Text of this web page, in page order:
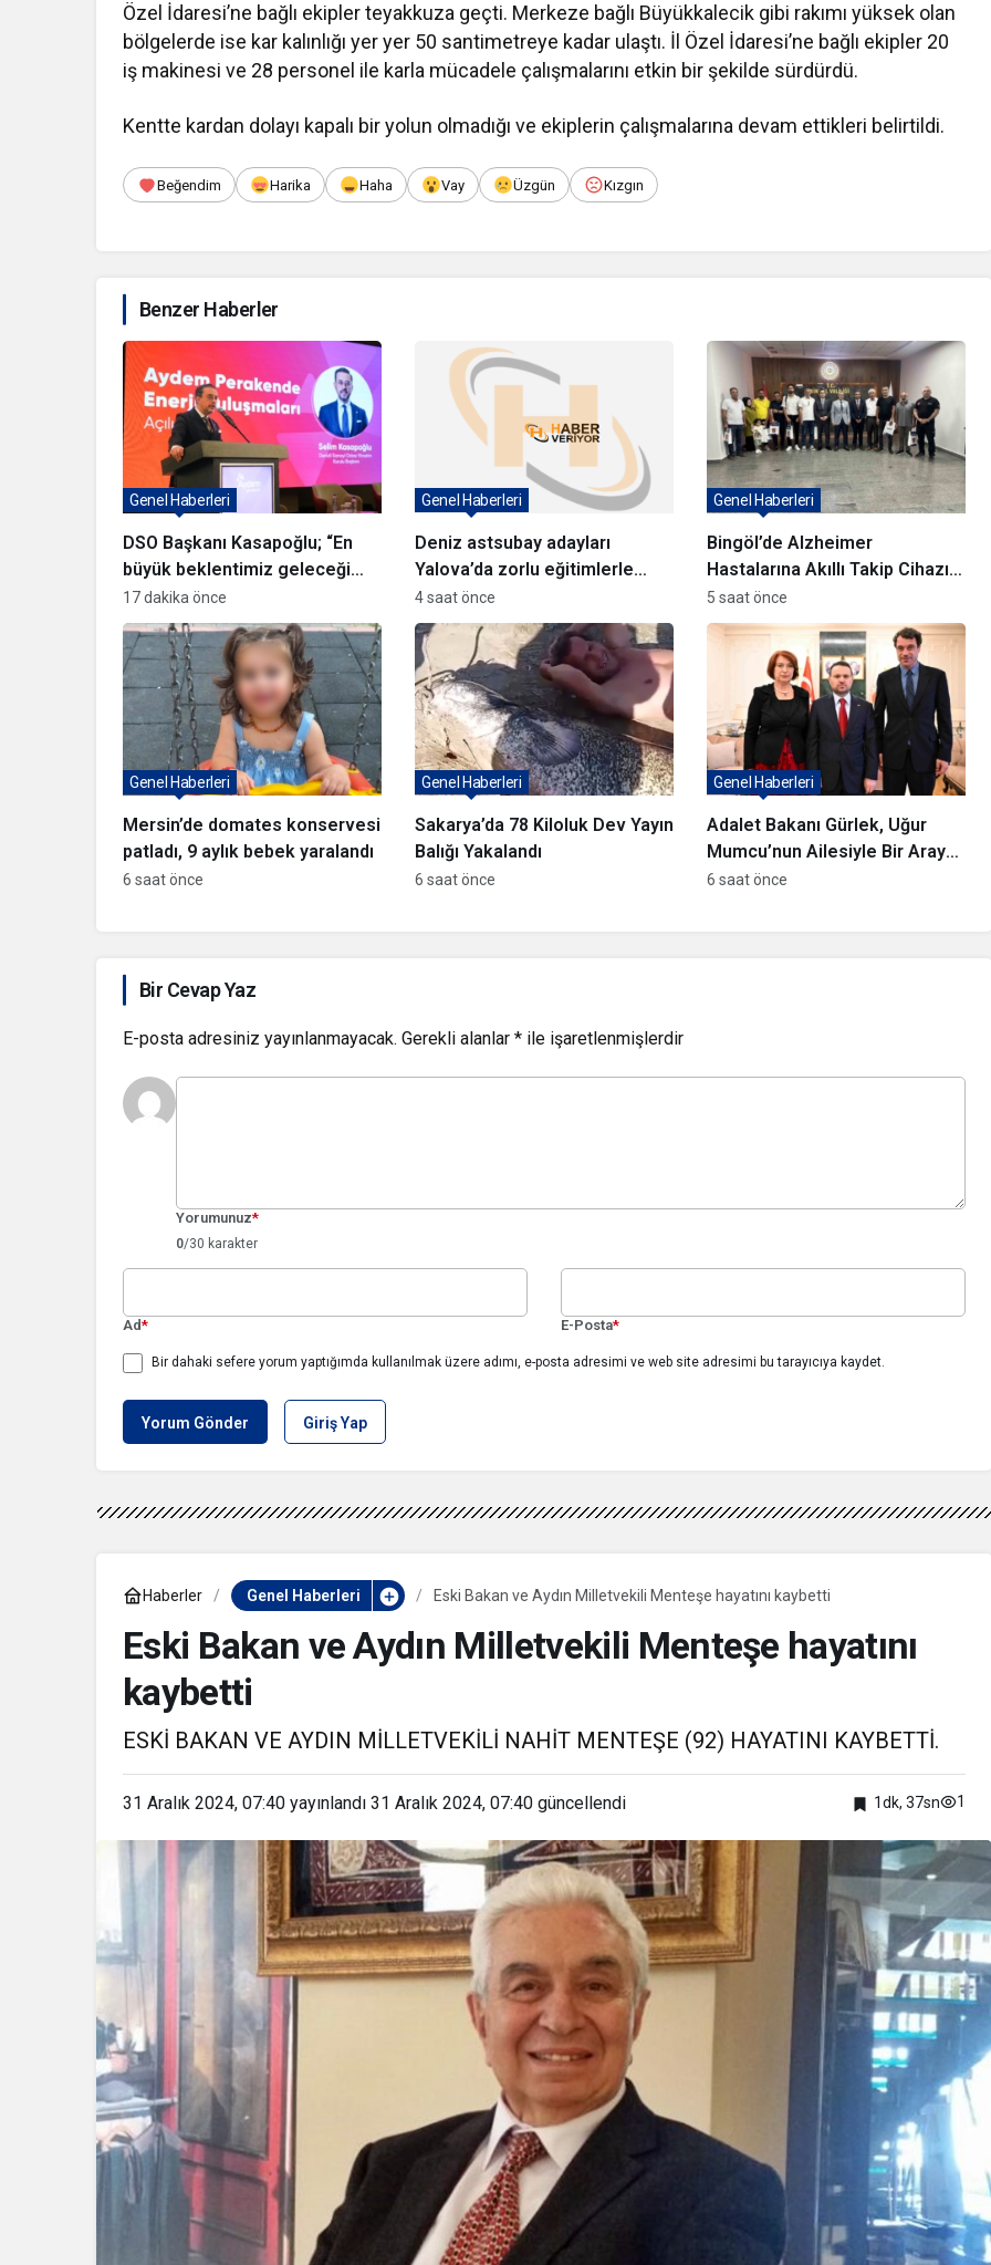
Özel İdaresi’ne bağlı ekipler teyakkuza geçti. Merkeze bağlı Büyükkalecik gibi rakımı yüksek olan
bölgelerde ise kar kalınlığı yer yer 50 santimetreye kadar ulaştı. İl Özel İdaresi’ne bağlı ekipler 20
iş makinesi ve 28 personel ile karla mücadele çalışmalarını etkin bir şekilde sürdürdü.
Kentte kardan dolayı kapalı bir yolun olmadığı ve ekiplerin çalışmalarına devam ettikleri belirtildi.
Beğendim Harika Haha Vay Üzgün Kızgın
Benzer Haberler
DSO Başkanı Kasapoğlu; “En
büyük beklentimiz geleceği
güvenle planlayabileceğimiz
istikrarlı bir yatırım ortamıdır”
Genel Haberleri
17 dakika önce
Deniz astsubay adayları
Yalova’da zorlu eğitimlerle
hazırlanıyor
Genel Haberleri
4 saat önce
Bingöl’de Alzheimer
Hastalarına Akıllı Takip Cihazı
Dağıtıldı
Genel Haberleri
5 saat önce
Mersin’de domates konservesi
patladı, 9 aylık bebek yaralandı
Genel Haberleri
6 saat önce
Sakarya’da 78 Kiloluk Dev Yayın
Balığı Yakalandı
Genel Haberleri
6 saat önce
Adalet Bakanı Gürlek, Uğur
Mumcu’nun Ailesiyle Bir Araya
Geldi
Genel Haberleri
6 saat önce
Bir Cevap Yaz
E-posta adresiniz yayınlanmayacak. Gerekli alanlar * ile işaretlenmişlerdir
Yorumunuz*
0/30 karakter
Ad* E-Posta*
Bir dahaki sefere yorum yaptığımda kullanılmak üzere adımı, e-posta adresimi ve web site adresimi bu tarayıcıya kaydet.
Yorum Gönder Giriş Yap
Haberler Genel Haberleri Eski Bakan ve Aydın Milletvekili Menteşe hayatını kaybetti
Eski Bakan ve Aydın Milletvekili Menteşe hayatını
kaybetti
ESKİ BAKAN VE AYDIN MİLLETVEKİLİ NAHİT MENTEŞE (92) HAYATINI KAYBETTİ.
31 Aralık 2024, 07:40 yayınlandı 31 Aralık 2024, 07:40 güncellendi 1dk, 37sn 1